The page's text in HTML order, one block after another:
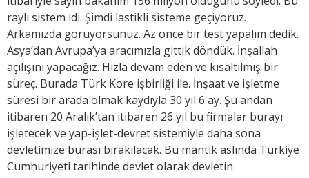
raylı sistem idi. Şimdi lastikli sisteme geçiyoruz.
Arkamızda görüyorsunuz. Az önce bir test yapalım dedik.
Asya’dan Avrupa’ya aracımızla gittik döndük. İnşallah
açılışını yapacağız. Hızla devam eden ve kısaltılmış bir
süreç. Burada Türk Kore işbirliği ile. İnşaat ve işletme
süresi bir arada olmak kaydıyla 30 yıl 6 ay. Şu andan
itibaren 20 Aralık’tan itibaren 26 yıl bu firmalar burayı
işletecek ve yap-işlet-devret sistemiyle daha sona
devletimize burası bırakılacak. Bu mantık aslında Türkiye
Cumhuriyeti tarihinde devlet olarak devletin